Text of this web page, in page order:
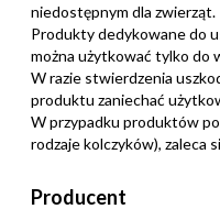
niedostępnym dla zwierząt.
Produkty dedykowane do
można użytkować tylko do
W razie stwierdzenia
produktu zaniechać
W przypadku produktów
rodzaje kolczyków), zaleca
Producent